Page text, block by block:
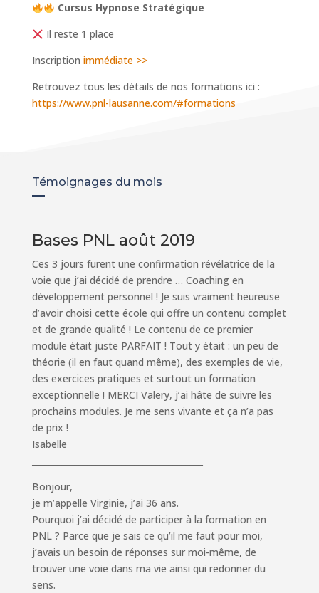
Cursus Hypnose Stratégique
Il reste 1 place
Inscription immédiate >>
​​​​​​​Retrouvez tous les détails de nos formations ici :
https://www.pnl-lausanne.com/#formations
Témoignages du mois
Bases PNL août 2019
Ces 3 jours furent une confirmation révélatrice de la
voie que j’ai décidé de prendre … Coaching en
développement personnel ! Je suis vraiment heureuse
d’avoir choisi cette école qui offre un contenu complet
et de grande qualité ! Le contenu de ce premier
module était juste PARFAIT ! Tout y était : un peu de
théorie (il en faut quand même), des exemples de vie,
des exercices pratiques et surtout un formation
exceptionnelle ! MERCI Valery, j’ai hâte de suivre les
prochains modules. Je me sens vivante et ça n’a pas
de prix !
Isabelle
Bonjour,
je m’appelle Virginie, j’ai 36 ans.
Pourquoi j’ai décidé de participer à la formation en
PNL ? Parce que je sais ce qu’il me faut pour moi,
j’avais un besoin de réponses sur moi-même, de
trouver une voie dans ma vie ainsi qui redonner du
sens.